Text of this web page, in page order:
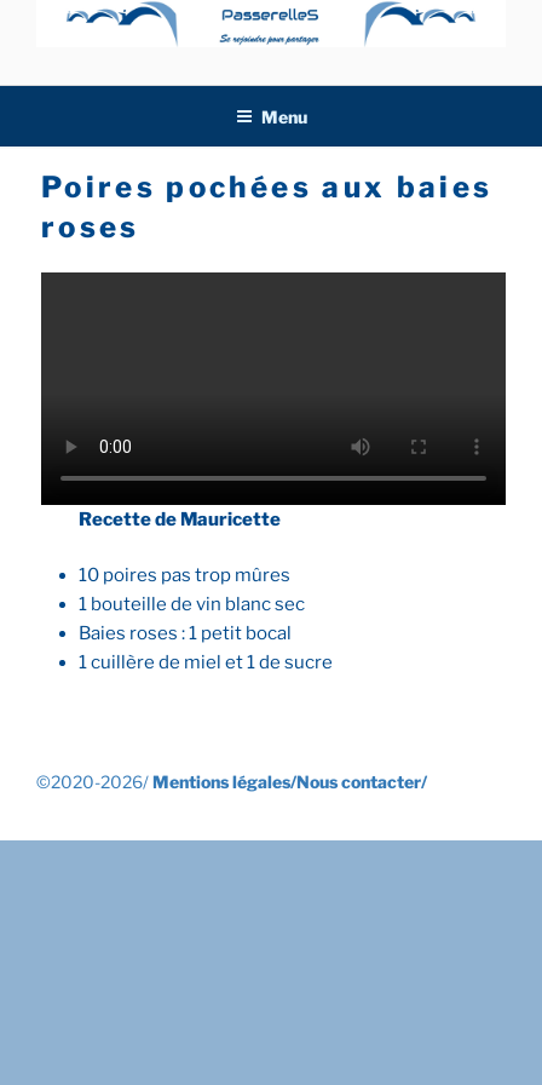
Menu
Poires pochées aux baies
roses
Recette de Mauricette
10 poires pas trop mûres
1 bouteille de vin blanc sec
Baies roses : 1 petit bocal
1 cuillère de miel et 1 de sucre
©2020-2026/Mentions légales/Nous contacter/